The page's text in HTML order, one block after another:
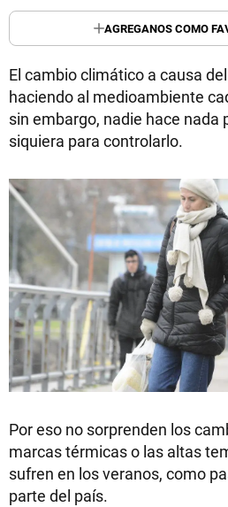
AGREGANOS COMO
El cambio climático a causa
haciendo al medioambiente
sin embargo, nadie hace nada
siquiera para controlarlo.
Por eso no sorprenden los
marcas térmicas o las altas
sufren en los veranos, como
parte del país.